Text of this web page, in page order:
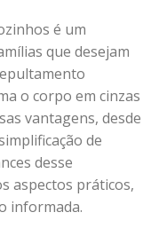
é um
que desejam
o corpo em cinzas
vantagens, desde
de
desse
aspectos práticos,
informada.